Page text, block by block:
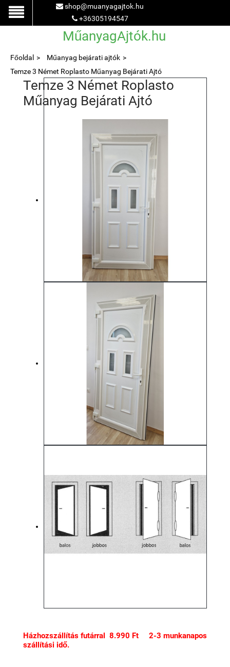
shop@muanyagajtok.hu
+36305194547
MűanyagAjtók.hu
Főoldal
Műanyag bejárati ajtók
Temze 3 Német Roplasto Műanyag Bejárati Ajtó
Temze 3 Német Roplasto
Műanyag Bejárati Ajtó
Házhozszállítás futárral 8.990 Ft 2-3 munkanapos
szállítási idő.